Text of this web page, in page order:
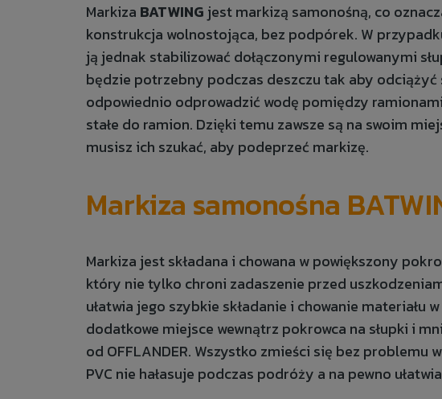
Markiza BATWING jest markizą samonośną, co
konstrukcja wolnostojąca, bez podpórek. W
ją jednak stabilizować dołączonymi regulowanymi
będzie potrzebny podczas deszczu tak aby odciążyć
odpowiednio odprowadzić wodę pomiędzy
stałe do ramion. Dzięki temu zawsze są na swoim
musisz ich szukać, aby podeprzeć markizę.
Markiza samonośna
Markiza jest składana i chowana w powiększony
który nie tylko chroni zadaszenie przed
ułatwia jego szybkie składanie i chowanie materiału
dodatkowe miejsce wewnątrz pokrowca na słupki i
od OFFLANDER. Wszystko zmieści się bez problemu
PVC nie hałasuje podczas podróży a na pewno